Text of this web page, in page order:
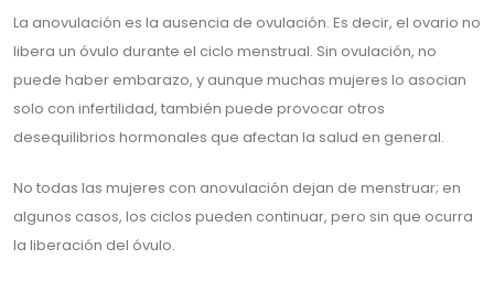
La anovulación es la ausencia de ovulación. Es decir, el ovario no
libera un óvulo durante el ciclo menstrual. Sin ovulación, no
puede haber embarazo, y aunque muchas mujeres lo asocian
solo con infertilidad, también puede provocar otros
desequilibrios hormonales que afectan la salud en general.
No todas las mujeres con anovulación dejan de menstruar; en
algunos casos, los ciclos pueden continuar, pero sin que ocurra
la liberación del óvulo.